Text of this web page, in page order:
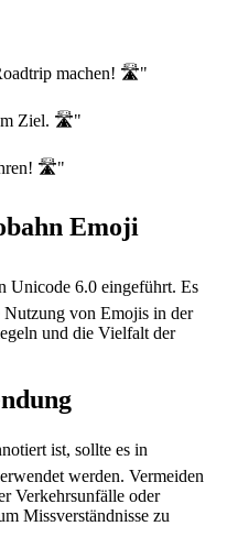
machen! 🛣️"
Ziel. 🛣️"
🛣️"
Emoji
6.0 eingeführt. Es
von Emojis in der
und die Vielfalt der
ist, sollte es in
werden. Vermeiden
Verkehrsunfälle oder
Missverständnisse zu